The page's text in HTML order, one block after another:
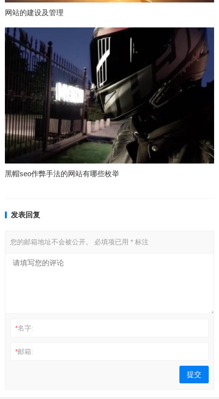
网站的建设及管理
黑帽seo作弊手法的网站有哪些枚举
发表回复
您的邮箱地址不会被公开。 必填项已用 * 标注
*名字:
*邮箱: